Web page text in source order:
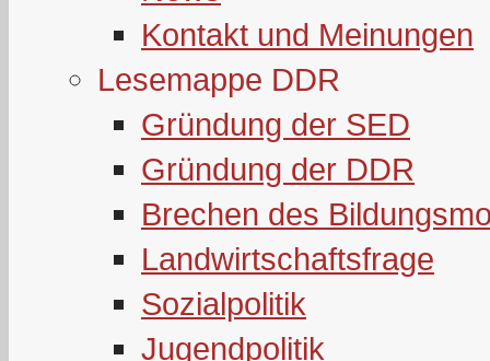
Kontakt und Meinungen
Lesemappe DDR
Gründung der SED
Gründung der DDR
Brechen des
Landwirtschaftsfrage
Sozialpolitik
Jugendpolitik